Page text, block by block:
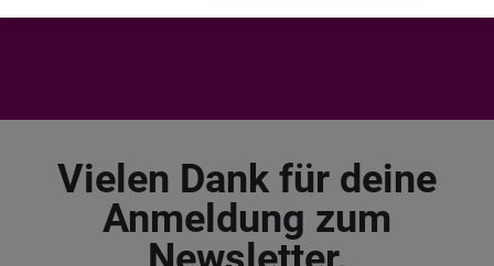
Vielen Dank für deine
Anmeldung zum